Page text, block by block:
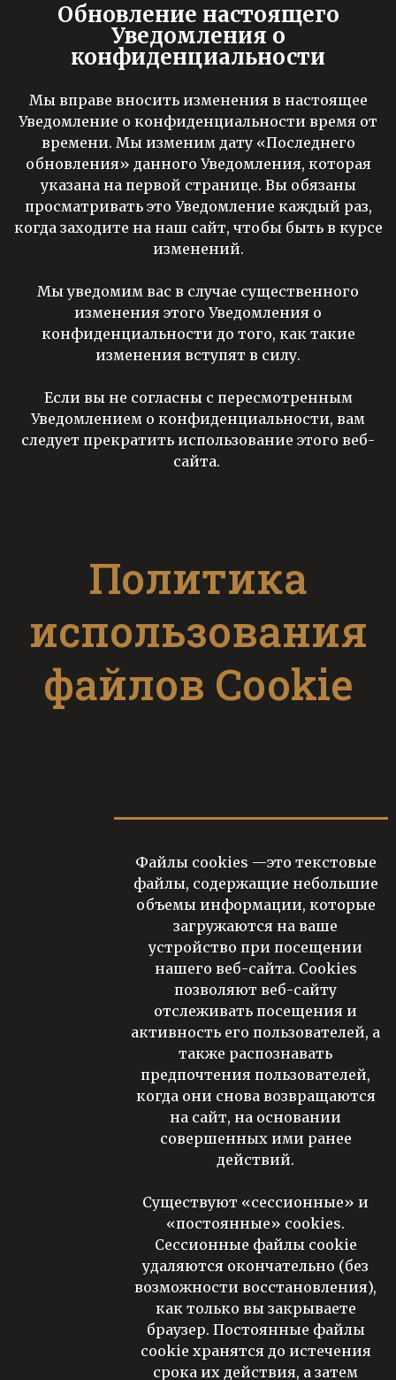
Обновление настоящего
Уведомления о
конфиденциальности
Мы вправе вносить изменения в настоящее
Уведомление о конфиденциальности время от
времени. Мы изменим дату «Последнего
обновления» данного Уведомления, которая
указана на первой странице. Вы обязаны
просматривать это Уведомление каждый раз,
когда заходите на наш сайт, чтобы быть в курсе
изменений.
Мы уведомим вас в случае существенного
изменения этого Уведомления о
конфиденциальности до того, как такие
изменения вступят в силу.
Если вы не согласны с пересмотренным
Уведомлением о конфиденциальности, вам
следует прекратить использование этого веб-
сайта.
Политика
использования
файлов Cookie
Файлы cookies —это текстовые
файлы, содержащие небольшие
объемы информации, которые
загружаются на ваше
устройство при посещении
нашего веб-сайта. Cookies
позволяют веб-сайту
отслеживать посещения и
активность его пользователей, а
также распознавать
предпочтения пользователей,
когда они снова возвращаются
на сайт, на основании
совершенных ими ранее
действий.
Существуют «сессионные» и
«постоянные» cookies.
Сессионные файлы cookie
удаляются окончательно (без
возможности восстановления),
как только вы закрываете
браузер. Постоянные файлы
cookie хранятся до истечения
срока их действия, а затем